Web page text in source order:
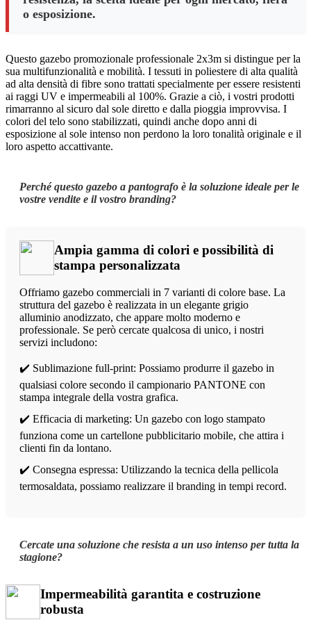
o esposizione.
Questo gazebo promozionale professionale 2x3m si distingue per la
sua multifunzionalità e mobilità. I tessuti in poliestere di alta qualità
ad alta densità di fibre sono trattati specialmente per essere resistenti
ai raggi UV e impermeabili al 100%. Grazie a ciò, i vostri prodotti
rimarranno al sicuro dal sole diretto e dalla pioggia improvvisa. I
colori del telo sono stabilizzati, quindi anche dopo anni di
esposizione al sole intenso non perdono la loro tonalità originale e il
loro aspetto accattivante.
Perché questo gazebo a pantografo è la soluzione ideale per le
vostre vendite e il vostro branding?
Ampia gamma di colori e possibilità di
stampa personalizzata
Offriamo gazebo commerciali in 7 varianti di colore base. La
struttura del gazebo è realizzata in un elegante grigio
alluminio anodizzato, che appare molto moderno e
professionale. Se però cercate qualcosa di unico, i nostri
servizi includono:
✔️ Sublimazione full-print: Possiamo produrre il gazebo in
qualsiasi colore secondo il campionario PANTONE con
stampa integrale della vostra grafica.
✔️ Efficacia di marketing: Un gazebo con logo stampato
funziona come un cartellone pubblicitario mobile, che attira i
clienti fin da lontano.
✔️ Consegna espressa: Utilizzando la tecnica della pellicola
termosaldata, possiamo realizzare il branding in tempi record.
Cercate una soluzione che resista a un uso intenso per tutta la
stagione?
Impermeabilità garantita e costruzione
robusta